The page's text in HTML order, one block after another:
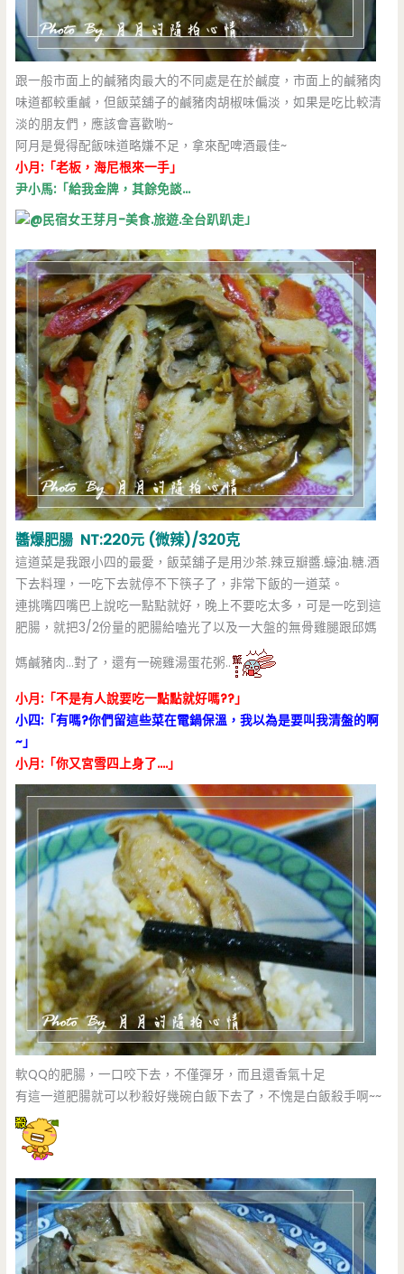
跟一般市面上的鹹豬肉最大的不同處是在於鹹度，市面上的鹹豬肉
味道都較重鹹，但飯菜舖子的鹹豬肉胡椒味偏淡，如果是吃比較清
淡的朋友們，應該會喜歡喲~
阿月是覺得配飯味道略嫌不足，拿來配啤酒最佳~
小月:「老板，海尼根來一手」
尹小馬:「給我金牌，其餘免談…
」
醬爆肥腸 NT:220元 (微辣)/320克
這道菜是我跟小四的最愛，飯菜舖子是用沙茶.辣豆瓣醬.蠔油.糖.酒
下去料理，一吃下去就停不下筷子了，非常下飯的一道菜。
連挑嘴四嘴巴上說吃一點點就好，晚上不要吃太多，可是一吃到這
肥腸，就把3/2份量的肥腸給嗑光了以及一大盤的無骨雞腿跟邱媽
媽鹹豬肉…對了，還有一碗雞湯蛋花粥..
小月:「不是有人說要吃一點點就好嗎??」
小四:「有嗎?你們留這些菜在電鍋保溫，我以為是要叫我清盤的啊
~」
小月:「你又宮雪四上身了….」
軟QQ的肥腸，一口咬下去，不僅彈牙，而且還香氣十足
有這一道肥腸就可以秒殺好幾碗白飯下去了，不愧是白飯殺手啊~~